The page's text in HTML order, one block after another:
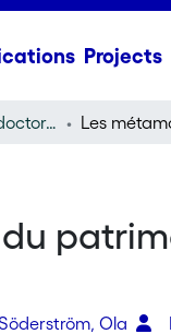
Projects
Thèse de doctorat (doctoral thesis)
Söderström, Ola